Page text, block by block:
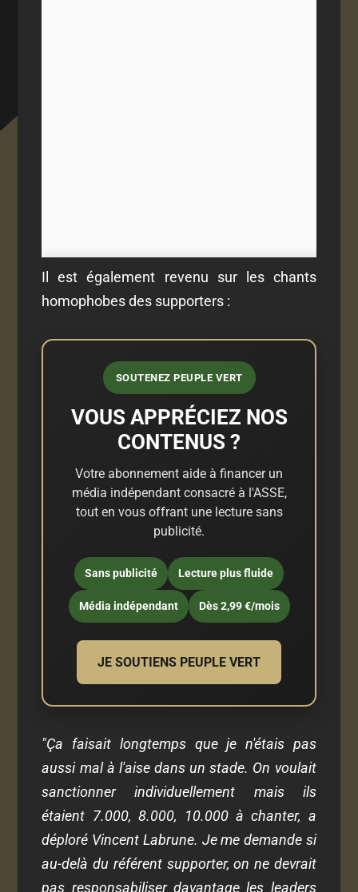
Il est également revenu sur les chants
homophobes des supporters :
SOUTENEZ PEUPLE VERT
VOUS APPRÉCIEZ NOS
CONTENUS ?
Votre abonnement aide à financer un
média indépendant consacré à l'ASSE,
tout en vous offrant une lecture sans
publicité.
Sans publicité Lecture plus fluide
Média indépendant Dès 2,99 €/mois
JE SOUTIENS PEUPLE VERT
"Ça faisait longtemps que je n'étais pas
aussi mal à l'aise dans un stade. On voulait
sanctionner individuellement mais ils
étaient 7.000, 8.000, 10.000 à chanter, a
déploré Vincent Labrune. Je me demande si
au-delà du référent supporter, on ne devrait
pas responsabiliser davantage les leaders